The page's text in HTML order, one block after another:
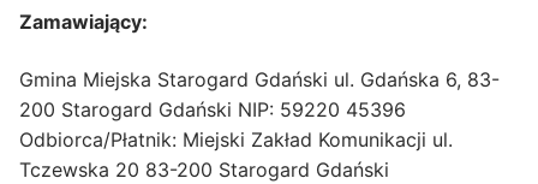
Zamawiający:
Gmina Miejska Starogard Gdański ul. Gdańska 6, 83-
200 Starogard Gdański NIP: 59220 45396
Odbiorca/Płatnik: Miejski Zakład Komunikacji ul.
Tczewska 20 83-200 Starogard Gdański